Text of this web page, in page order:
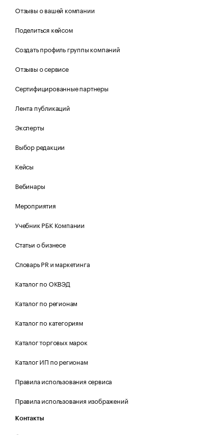
Отзывы о вашей компании
Поделиться кейсом
Создать профиль группы компаний
Отзывы о сервисе
Сертифицированные партнеры
Лента публикаций
Эксперты
Выбор редакции
Кейсы
Вебинары
Мероприятия
Учебник РБК Компании
Статьи о бизнесе
Словарь PR и маркетинга
Каталог по ОКВЭД
Каталог по регионам
Каталог по категориям
Каталог торговых марок
Каталог ИП по регионам
Правила использования сервиса
Правила использования изображений
Контакты